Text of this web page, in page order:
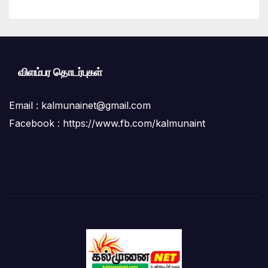
விளம்பர தொடர்புகள்
Email : kalmunainet@gmail.com
Facebook : https://www.fb.com/kalmunaint